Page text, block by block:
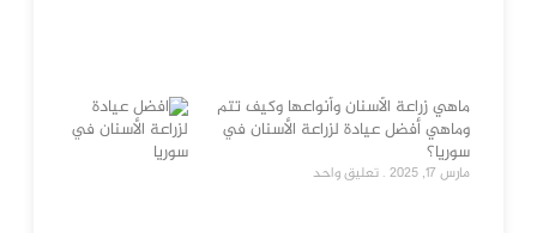
ماهي زراعة الأسنان وأنواعها وكيف تتم
وماهي أفضل عيادة لزراعة الأسنان في
سوريا؟
مارس 17, 2025 تعليق واحد